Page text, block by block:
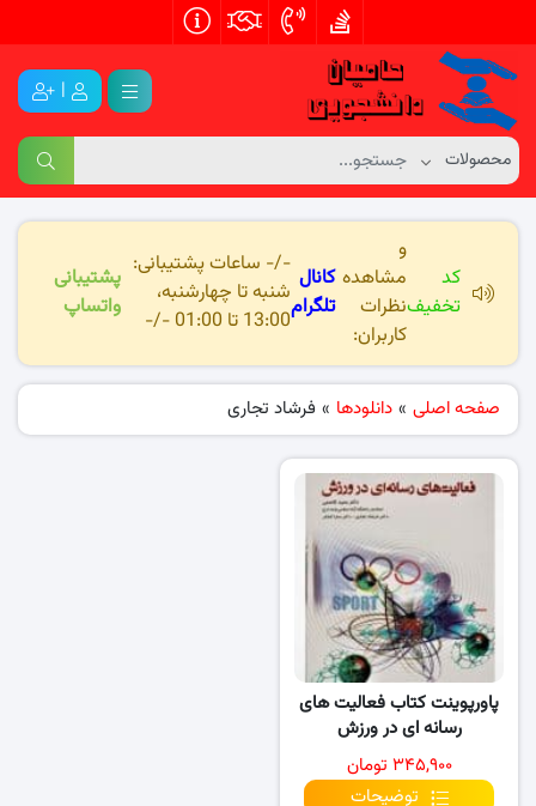
|
کد
تخفیف
و
مشاهده
نظرات
کاربران:
کانال
تلگرام
-/- ساعات پشتیبانی:
شنبه تا چهارشنبه،
13:00 تا 01:00 -/-
پشتیبانی
واتساپ
صفحه اصلی » دانلودها » فرشاد تجاری
پاورپوینت کتاب فعالیت های
رسانه ای در ورزش
۳۴۵,۹۰۰ تومان
توضیحات